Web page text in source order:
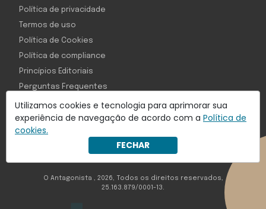
Utilizamos cookies e tecnologia para aprimorar sua
experiência de navegação de acordo com a Política de
cookies.
FECHAR
Com inteligência e tecnologia:
Object1ve - Marketing Solution
Política de privacidade
Termos de uso
Política de Cookies
Política de compliance
Princípios Editoriais
Perguntas Frequentes
O Antagonista , 2026, Todos os direitos reservados,
25.163.879/0001-13.